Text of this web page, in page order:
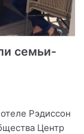
семьи-
Рэдиссон
Центр